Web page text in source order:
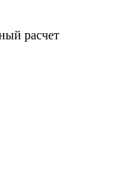
расчет